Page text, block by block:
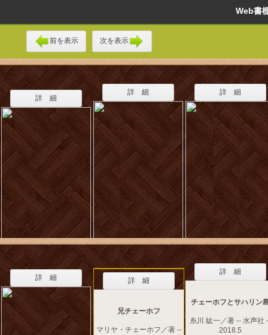
Web
前を表示 次を表示
詳 細
詳 細 詳 細
詳 細 詳 細
兄チェーホフ
マリヤ・チェーホフ／著 --
詳 細
チェーホフとサハリン
糸川 紘一／著 -- 水声社
2018.5